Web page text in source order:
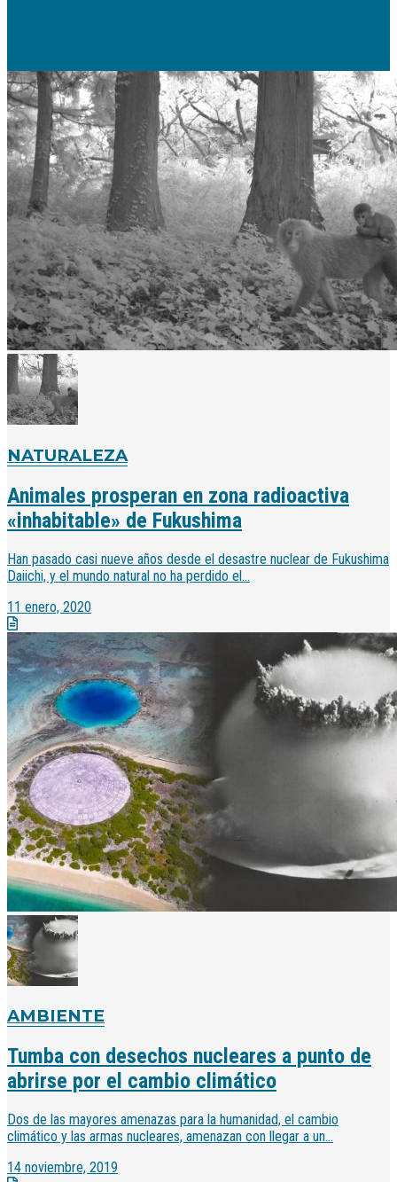
NATURALEZA
Animales prosperan en zona radioactiva
«inhabitable» de Fukushima
Han pasado casi nueve años desde el desastre nuclear de Fukushima
Daiichi, y el mundo natural no ha perdido el...
11 enero, 2020
AMBIENTE
Tumba con desechos nucleares a punto de
abrirse por el cambio climático
Dos de las mayores amenazas para la humanidad, el cambio
climático y las armas nucleares, amenazan con llegar a un...
14 noviembre, 2019